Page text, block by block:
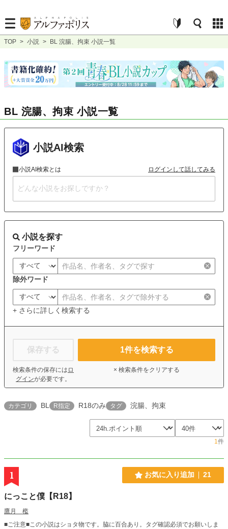
TOP > 小説 > BL 浣腸、拘束 小説一覧
BL 浣腸、拘束 小説一覧
小説AI検索
小説AI検索とは ログインして話してみる
小説を探す
フリーワード
除外ワード
+ さらに詳しく検索する
保存する
検索条件の保存には ロ
グインが必要です。
1件を検索する
× 検索条件をクリアする
カテゴリ BL R指定 R18のみ タグ 浣腸、拘束
1件
1 お気に入り追加 21
にっこと僕【R18】
鷹月 檻
■ご注意■この小説はショタ物です。脇に百合あり。タグ確認必須でお願いしま